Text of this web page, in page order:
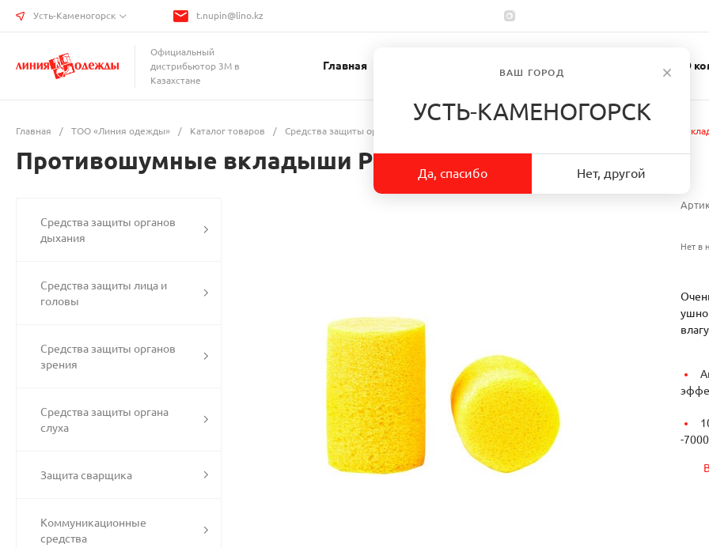
Усть-Каменогорск
ВАШ ГОРОД
УСТЬ-КАМЕНОГОРСК
Да, спасибо Нет, другой
t.nupin@lino.kz
Официальный
дистрибьютор 3М в
Казахстане
Главная О
Главная / ТОО «Линия одежды» / Каталог товаров / Средства защиты органа слуха Противошумные
Противошумные вкладыши PP-01-002 одноразовые
Средства защиты органов
дыхания
Средства защиты лица и
головы
Средства защиты органов
зрения
Средства защиты органа
слуха
Защита сварщика
Коммуникационные
средства
Нет в
-